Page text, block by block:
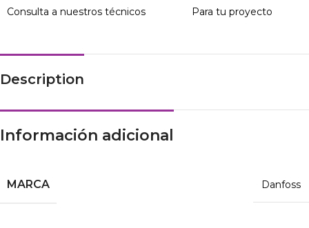
Consulta a nuestros técnicos Para tu proyecto
Description
Información adicional
MARCA Danfoss